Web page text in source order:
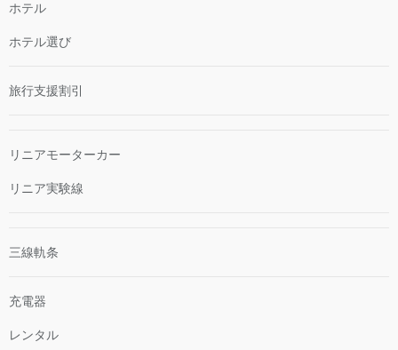
ホテル
ホテル選び
旅行支援割引
リニアモーターカー
リニア実験線
三線軌条
充電器
レンタル